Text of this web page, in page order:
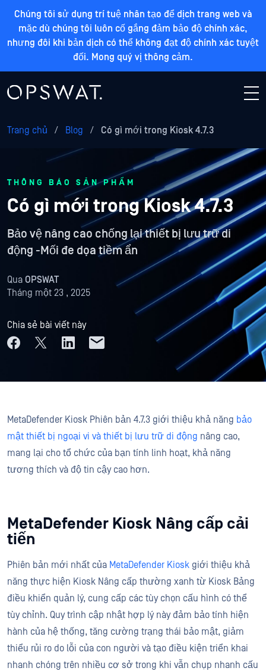
Chúng tôi sử dụng trí tuệ nhân tạo để dịch trang web và
mặc dù chúng tôi luôn cố gắng đảm bảo độ chính xác,
nhưng đôi khi bản dịch có thể không đạt độ chính xác tuyệt
đối. Mong quý vị thông cảm.
Trang chủ / Blog / Có gì mới trong Kiosk 4.7.3
THÔNG BÁO SẢN PHẨM
Có gì mới trong Kiosk 4.7.3
Bảo vệ nâng cao chống lại thiết bị lưu trữ di
động -Mối đe dọa tiềm ẩn
Qua OPSWAT
Tháng một 23 , 2025
Chia sẻ bài viết này
MetaDefender Kiosk Phiên bản 4.7.3 giới thiệu khả năng bảo
mật thiết bị ngoại vi và thiết bị lưu trữ di động nâng cao,
mang lại cho tổ chức của bạn tính linh hoạt, khả năng
tương thích và độ tin cậy cao hơn.
MetaDefender Kiosk Nâng cấp cải
tiến
Phiên bản mới nhất của MetaDefender Kiosk giới thiệu khả
năng thực hiện Kiosk Nâng cấp thường xanh từ Kiosk Bảng
điều khiển quản lý, cung cấp các tùy chọn cấu hình có thể
tùy chỉnh. Quy trình cập nhật hợp lý này đảm bảo tính hiện
hành của hệ thống, tăng cường trạng thái bảo mật, giảm
thiểu rủi ro do lỗi của con người và tạo điều kiện triển khai
nhanh chóng trên nhiều cơ sở trong khi vẫn chụp nhanh cấu